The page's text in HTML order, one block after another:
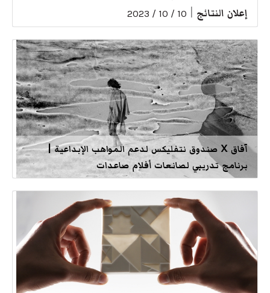
إعلان النتائج 10 / 10 / 2023
آفاق X صندوق نتفليكس لدعم المواهب الإبداعية |
برنامج تدريبي لصانعات أفلام صاعدات